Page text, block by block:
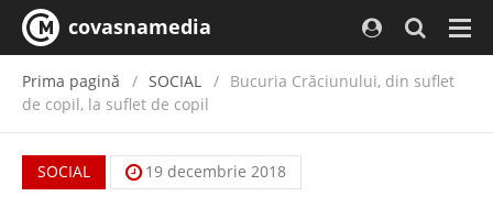
covasnamedia
Prima pagină SOCIAL
Bucuria Crăciunului, din suflet
de copil, la suflet de copil
SOCIAL 19 decembrie 2018